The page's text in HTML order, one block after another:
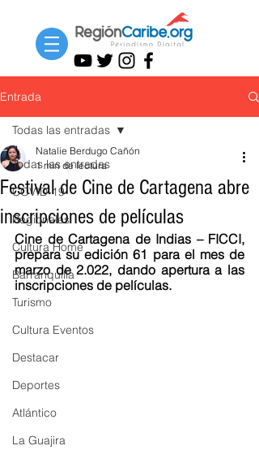
Entrada
Todas las entradas
COVID-19
Regionales
Cultura Home
Barranquilla
Turismo
Cultura Eventos
Destacar
Deportes
Atlántico
La Guajira
Todas las entradas
Festival de Cine de Cartagena abre
inscripciones de películas
Natalie Berdugo Cañón
1 min de lectura
Cine de Cartagena de Indias – FICCI,
prepara su edición 61 para el mes de
marzo de 2.022, dando apertura a las
inscripciones de películas.